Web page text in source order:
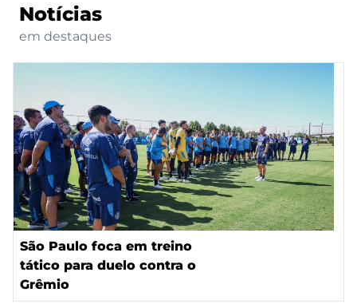
Notícias
em destaques
São Paulo foca em treino
tático para duelo contra o
Grêmio